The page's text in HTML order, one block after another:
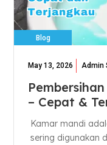
Blog
May 13, 2026 Admin
– Cepat &
Kamar mandi
sering digunakan